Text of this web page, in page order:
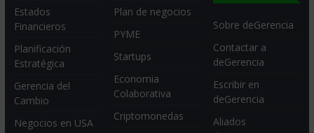
Estados
Financieros
Planificación
Estratégica
Gerencia del
Cambio
Negocios en USA
Plan de negocios
PYME
Startups
Economia
Colaborativa
Criptomonedas
Sobre deGerencia
Contactar a
deGerencia
Escribir en
deGerencia
Aliados